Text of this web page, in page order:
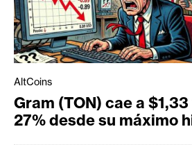
AltCoins
Gram (TON) cae a
27% desde su máximo